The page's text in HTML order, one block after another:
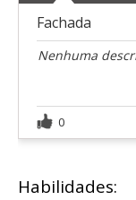
Fachada
Nenhuma
0
Habilidades: